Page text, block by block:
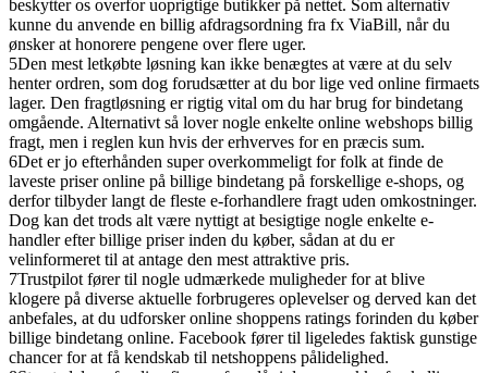
beskytter os overfor uoprigtige butikker på nettet. Som alternativ
kunne du anvende en billig afdragsordning fra fx ViaBill, når du
ønsker at honorere pengene over flere uger.
5Den mest letkøbte løsning kan ikke benægtes at være at du selv
henter ordren, som dog forudsætter at du bor lige ved online firmaets
lager. Den fragtløsning er rigtig vital om du har brug for bindetang
omgående. Alternativt så lover nogle enkelte online webshops billig
fragt, men i reglen kun hvis der erhverves for en præcis sum.
6Det er jo efterhånden super overkommeligt for folk at finde de
laveste priser online på billige bindetang på forskellige e-shops, og
derfor tilbyder langt de fleste e-forhandlere fragt uden omkostninger.
Dog kan det trods alt være nyttigt at besigtige nogle enkelte e-
handler efter billige priser inden du køber, sådan at du er
velinformeret til at antage den mest attraktive pris.
7Trustpilot fører til nogle udmærkede muligheder for at blive
klogere på diverse aktuelle forbrugeres oplevelser og derved kan det
anbefales, at du udforsker online shoppens ratings forinden du køber
billige bindetang online. Facebook fører til ligeledes faktisk gunstige
chancer for at få kendskab til netshoppens pålidelighed.